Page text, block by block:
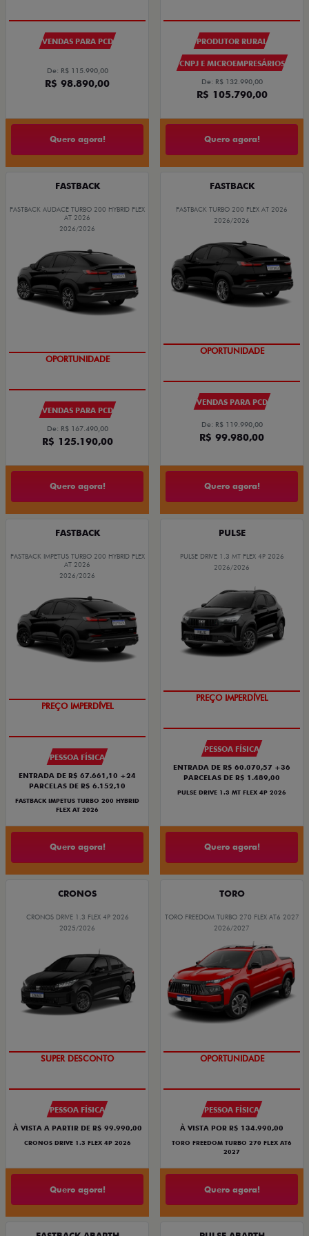
VENDAS PARA PCD
De: R$ 115.990,00
R$ 98.890,00
Quero agora!
PRODUTOR RURAL
CNPJ E MICROEMPRESÁRIOS
De: R$ 132.990,00
R$ 105.790,00
Quero agora!
FASTBACK
FASTBACK AUDACE TURBO 200 HYBRID FLEX
AT 2026
2026/2026
OPORTUNIDADE
VENDAS PARA PCD
De: R$ 167.490,00
R$ 125.190,00
Quero agora!
FASTBACK
FASTBACK TURBO 200 FLEX AT 2026
2026/2026
OPORTUNIDADE
VENDAS PARA PCD
De: R$ 119.990,00
R$ 99.980,00
Quero agora!
FASTBACK
FASTBACK IMPETUS TURBO 200 HYBRID FLEX
AT 2026
2026/2026
PESSOA FÍSICA
ENTRADA DE R$ 67.661,10 +24
PARCELAS DE R$ 6.152,10
FASTBACK IMPETUS TURBO 200 HYBRID
FLEX AT 2026
Quero agora!
PULSE
PULSE DRIVE 1.3 MT FLEX 4P 2026
2026/2026
OPORTUNIDADE
PESSOA FÍSICA
ENTRADA DE R$ 60.070,57 +36
PARCELAS DE R$ 1.489,00
PULSE DRIVE 1.3 MT FLEX 4P 2026
Quero agora!
CRONOS
CRONOS DRIVE 1.3 FLEX 4P 2026
2025/2026
BÔNUS DE ATÉ R$ 14 MIL
PESSOA FÍSICA
À VISTA A PARTIR DE R$ 99.990,00
CRONOS DRIVE 1.3 FLEX 4P 2026
Quero agora!
TORO
TORO FREEDOM TURBO 270 FLEX AT6 2027
2026/2027
PESSOA FÍSICA
À VISTA POR R$ 134.990,00
TORO FREEDOM TURBO 270 FLEX AT6
2027
Quero agora!